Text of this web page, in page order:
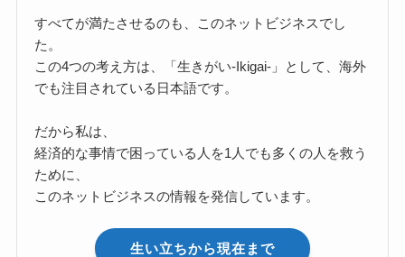
すべてが満たさせるのも、このネットビジネスでし
た。
この4つの考え方は、「生きがい-Ikigai-」として、海外
でも注目されている日本語です。
だから私は、
経済的な事情で困っている人を1人でも多くの人を救う
ために、
このネットビジネスの情報を発信しています。
生い立ちから現在まで